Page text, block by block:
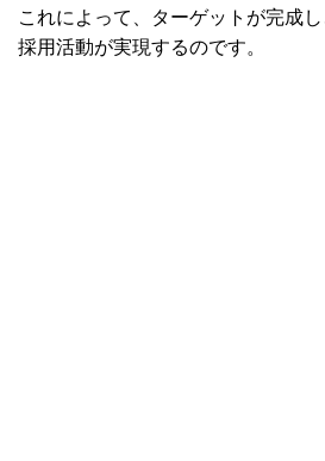
これによって、ターゲットが完成
採用活動が実現するのです。